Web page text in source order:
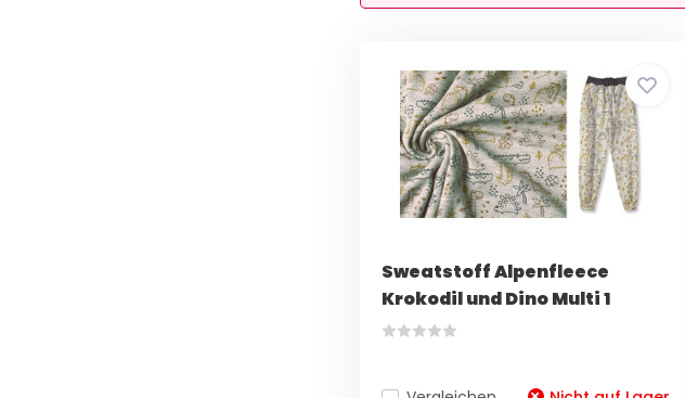
Sweatstoff Alpenfleece
Krokodil und Dino Multi 1